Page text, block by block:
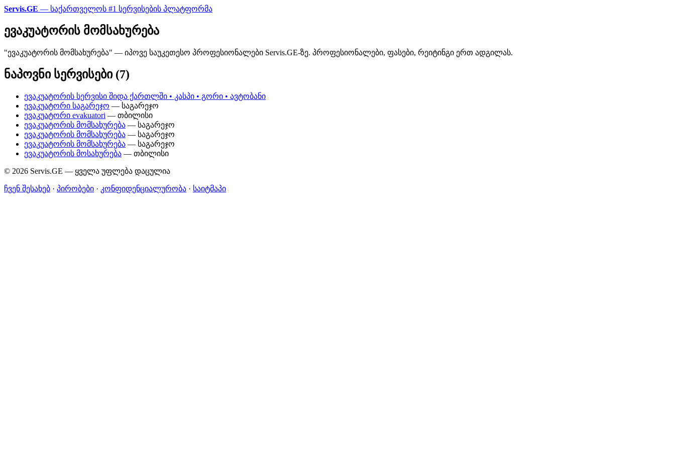
Servis.GE — საქართველოს #1 სერვისების პლატფორმა
ევაკუატორის მომსახურება
"ევაკუატორის მომსახურება" — იპოვე საუკეთესო პროფესიონალები Servis.GE-ზე. პროფესიონალები, ფასები, რეიტინგი ერთ ადგილას.
ნაპოვნი სერვისები (7)
ევაკუატორის სერვისი შიდა ქართლში • კასპი • გორი • ავტობანი
ევაკუატორი საგარეჯო — საგარეჯო
ევაკუატორი evakuatori — თბილისი
ევაკუატორის მომსახურება — საგარეჯო
ევაკუატორის მომსახურება — საგარეჯო
ევაკუატორის მომსახურება — საგარეჯო
ევაკუატორის მოსახურება — თბილისი
© 2026 Servis.GE — ყველა უფლება დაცულია
ჩვენ შესახებ · პირობები · კონფიდენციალურობა · საიტმაპი